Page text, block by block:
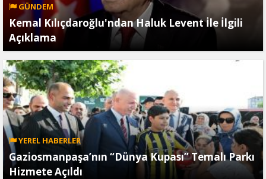
GÜNDEM
Kemal Kılıçdaroğlu'ndan Haluk Levent İle İlgili
Açıklama
YEREL HABERLER
Gaziosmanpaşa’nın “Dünya Kupası” Temalı Parkı
Hizmete Açıldı